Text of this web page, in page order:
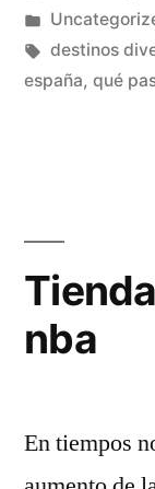
por
Publicado
en
Etiquetas:
destinos
españa, qué
nba
En tiempos